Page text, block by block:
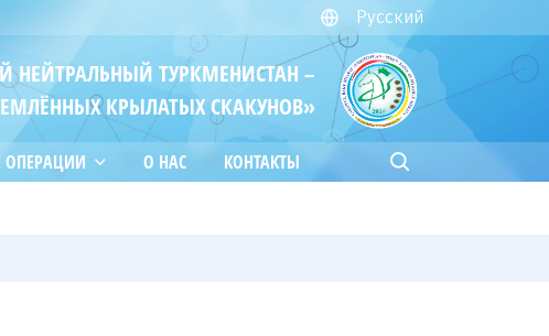
Русский
НЕЙТРАЛЬНЫЙ ТУРКМЕНИСТАН –
КРЫЛАТЫХ СКАКУНОВ»
ОПЕРАЦИИ О НАС КОНТАКТЫ